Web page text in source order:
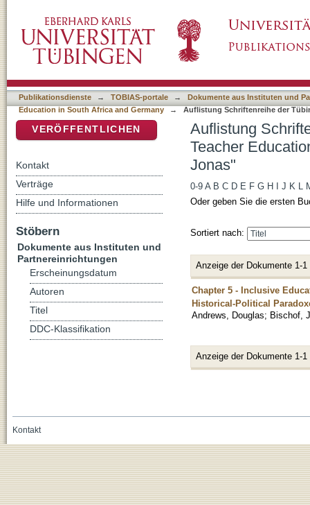
Africa and Germany nach Autor "Bischof,
Publikationsdienste → TOBIAS-portale →
Dokumente aus Instituten und
Education in South Africa and Germany
→ Auflistung Schriftenreihe der
Auflistung
Teacher
Jonas"
0-9 A B C D E F G H J K L
Oder geben Sie die ersten
Sortiert nach:
Anzeige der Dokumente 1-1
Chapter 5 - Inclusive
Historical-Political
Andrews, Douglas; Bischof,
Anzeige der Dokumente 1-1
VERÖFFENTLICHEN
Kontakt
Verträge
Hilfe und Informationen
Stöbern
Dokumente aus Instituten und
Partnereinrichtungen
Erscheinungsdatum
Autoren
Titel
DDC-Klassifikation
Kontakt